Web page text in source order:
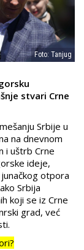
Foto: Tanjug
stvari Crne
Srbije u
na dnevnom
i uštrb Crne
ideje,
otpora
Srbija
koji se iz Crne
grad, već